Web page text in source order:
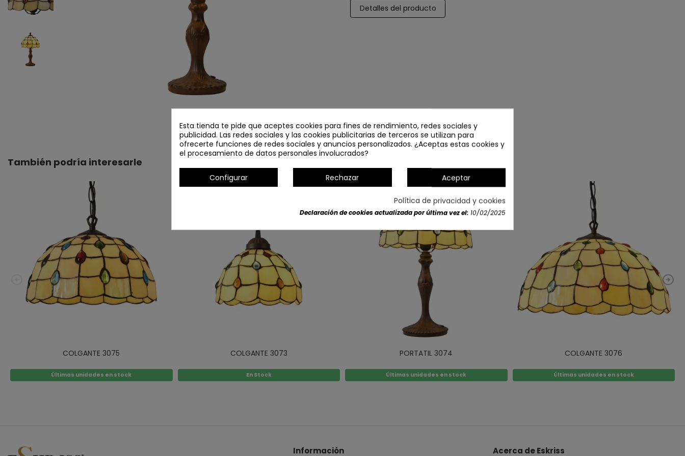
Detalles del producto
También podría interesarle
COLGANTE 3075
Últimas unidades en stock
COLGANTE 3073
En Stock
PORTATIL 3074
Últimas unidades en stock
COLGANTE 3076
Últimas unidades en stock
Información Acerca de Eskriss
Esta tienda te pide que aceptes cookies para fines de rendimiento, redes sociales y
publicidad. Las redes sociales y las cookies publicitarias de terceros se utilizan para
ofrecerte funciones de redes sociales y anuncios personalizados. ¿Aceptas estas cookies y
el procesamiento de datos personales involucrados?
Configurar Rechazar Aceptar
Política de privacidad y cookies
Declaración de cookies actualizada por última vez el: 10/02/2025